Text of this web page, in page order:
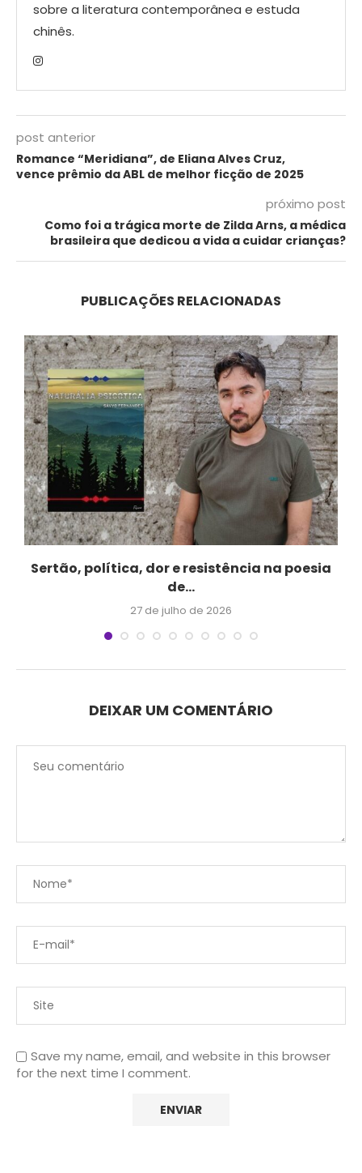
sobre a literatura contemporânea e estuda
chinês.
post anterior
Romance “Meridiana”, de Eliana Alves Cruz,
vence prêmio da ABL de melhor ficção de 2025
próximo post
Como foi a trágica morte de Zilda Arns, a médica
brasileira que dedicou a vida a cuidar crianças?
PUBLICAÇÕES RELACIONADAS
Sertão, política, dor e resistência na poesia
de...
27 de julho de 2026
DEIXAR UM COMENTÁRIO
Save my name, email, and website in this browser
for the next time I comment.